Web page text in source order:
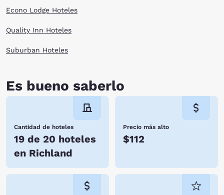
Econo Lodge Hoteles
Quality Inn Hoteles
Suburban Hoteles
Es bueno saberlo
Cantidad de hoteles
19 de 20 hoteles
en Richland
Precio más alto
$112